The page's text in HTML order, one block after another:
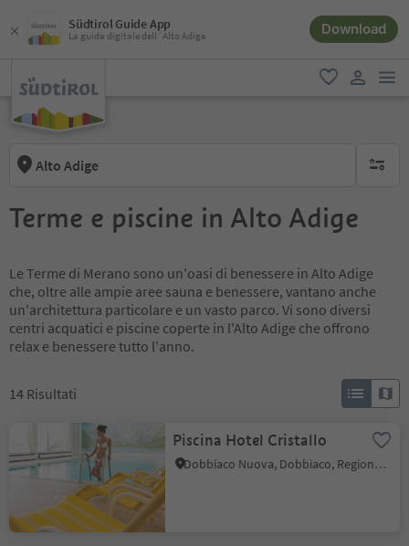
Südtirol Guide App
La guida digitale dell´Alto Adige Download
favoriti
Alto Adige
Terme e piscine in Alto Adige
Le Terme di Merano sono un'oasi di benessere in Alto Adige
che, oltre alle ampie aree sauna e benessere, vantano anche
un'architettura particolare e un vasto parco. Vi sono diversi
centri acquatici e piscine coperte in l'Alto Adige che offrono
relax e benessere tutto l'anno.
14 Risultati
Piscina Hotel Cristallo
Dobbiaco Nuova, Dobbiaco, Regione dolomitica 3 Cime